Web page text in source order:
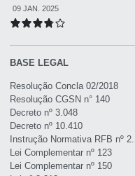
BASE LEGAL
Resolução Concla 02/2018
Resolução CGSN n° 140
Decreto nº 3.048
Decreto nº 10.410
Instrução Normativa RFB nº
Lei Complementar nº 123
Lei Complementar nº 150
09 JAN. 2025